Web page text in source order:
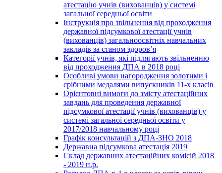
атестацію учнів (вихованців) у системі
загальної середньої освіти
Інструкція про звільнення від проходження
державної підсумкової атестації учнів
(вихованців) загальноосвітніх навчальних
закладів за станом здоров’я
Категорії учнів, які підлягають звільненню
від проходження ДПА в 2018 році
Особливі умови нагородження золотими і
срібними медалями випускників 11-х класів
Орієнтовні вимоги до змісту атестаційних
завдань для проведення державної
підсумкової атестації учнів (вихованців) у
системі загальної середньої освіти у
2017/2018 навчальному році
Графік консультацій з ДПА-ЗНО 2018
Державна підсумкова атестація 2019
Склад державних атестаційних комісій 2018
- 2019 н.р.